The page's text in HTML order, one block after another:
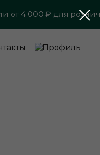
4 000 ₽ для розничных